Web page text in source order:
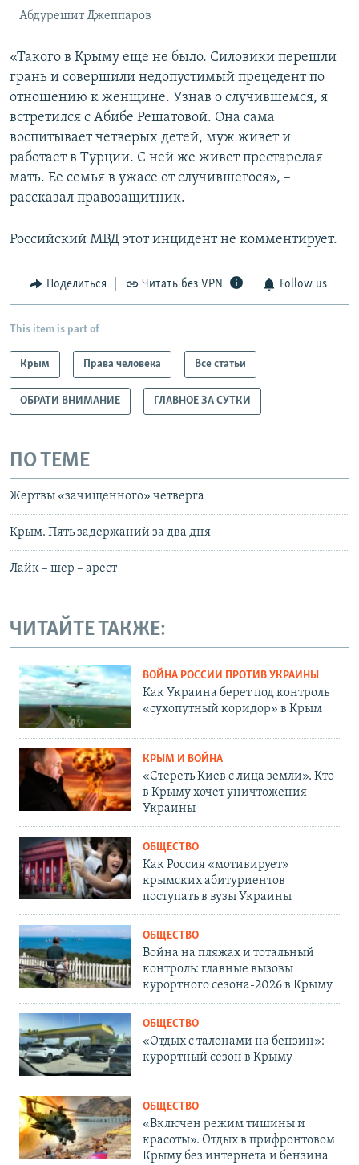
Абдурешит Джеппаров
«Такого в Крыму еще не было. Силовики перешли
грань и совершили недопустимый прецедент по
отношению к женщине. Узнав о случившемся, я
встретился с Абибе Решатовой. Она сама
воспитывает четверых детей, муж живет и
работает в Турции. С ней же живет престарелая
мать. Ее семья в ужасе от случившегося», –
рассказал правозащитник.
Российский МВД этот инцидент не комментирует.
Поделиться Читать без VPN Follow us
This item is part of
Крым Права человека Все статьи
ОБРАТИ ВНИМАНИЕ ГЛАВНОЕ ЗА СУТКИ
ПО ТЕМЕ
Жертвы «зачищенного» четверга
Крым. Пять задержаний за два дня
Лайк – шер – арест
ЧИТАЙТЕ ТАКЖЕ:
ВОЙНА РОССИИ ПРОТИВ УКРАИНЫ
Как Украина берет под контроль
«сухопутный коридор» в Крым
КРЫМ И ВОЙНА
«Стереть Киев с лица земли». Кто
в Крыму хочет уничтожения
Украины
ОБЩЕСТВО
Как Россия «мотивирует»
крымских абитуриентов
поступать в вузы Украины
ОБЩЕСТВО
Война на пляжах и тотальный
контроль: главные вызовы
курортного сезона-2026 в Крыму
ОБЩЕСТВО
«Отдых с талонами на бензин»:
курортный сезон в Крыму
ОБЩЕСТВО
«Включен режим тишины и
красоты». Отдых в прифронтовом
Крыму без интернета и бензина